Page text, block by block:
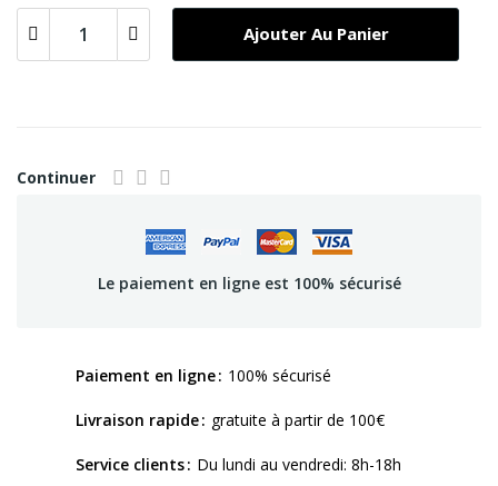
Ajouter Au Panier
Continuer
Le paiement en ligne est 100% sécurisé
Paiement en ligne 100% sécurisé
Livraison rapide gratuite à partir de 100€
Service clients Du lundi au vendredi: 8h-18h